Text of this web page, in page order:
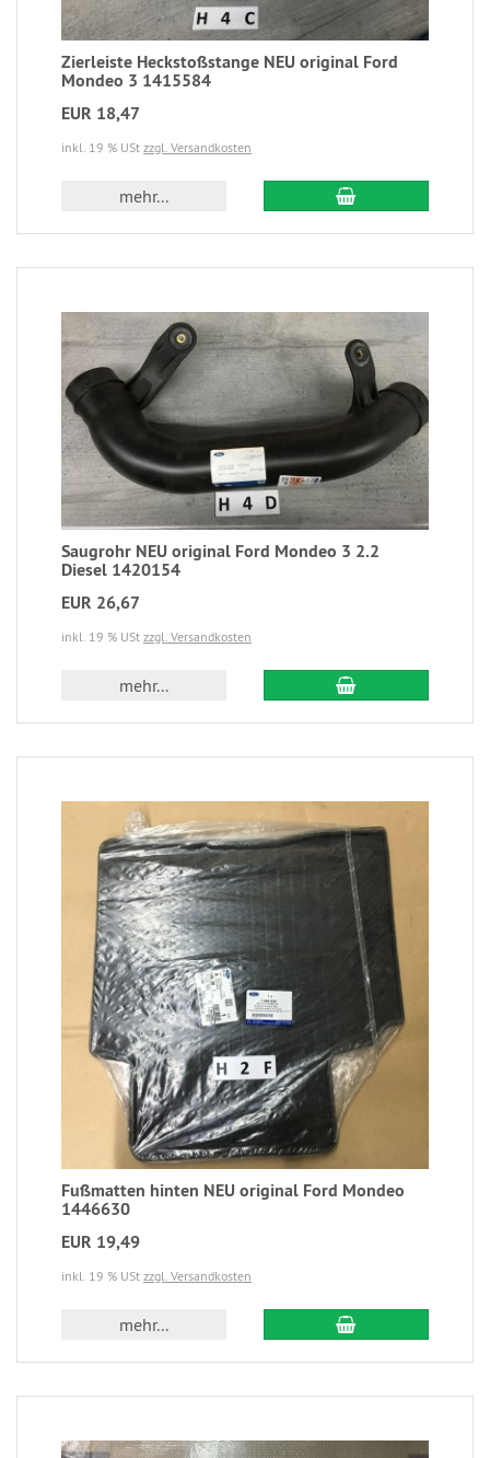
Zierleiste Heckstoßstange NEU original Ford
Mondeo 3 1415584
EUR 18,47
inkl. 19 % USt zzgl. Versandkosten
mehr...
Saugrohr NEU original Ford Mondeo 3 2.2
Diesel 1420154
EUR 26,67
inkl. 19 % USt zzgl. Versandkosten
mehr...
Fußmatten hinten NEU original Ford Mondeo
1446630
EUR 19,49
inkl. 19 % USt zzgl. Versandkosten
mehr...